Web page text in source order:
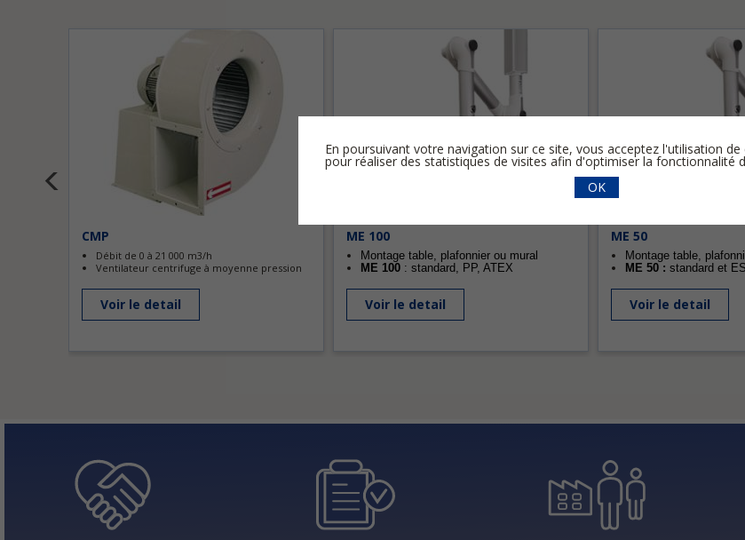
CMP
Débit de 0 à 21 000 m3/h
Ventilateur centrifuge à moyenne pression
Voir le detail
ME 100
Montage table, plafonnier ou mural
ME 100 : standard, PP, ATEX
Voir le detail
ME 50
Montage table,
ME 50 : standard et
Voir le detail
En poursuivant votre navigation sur ce site, vous acceptez l'utilisation
pour réaliser des statistiques de visites afin d'optimiser la fonctionnalité
OK